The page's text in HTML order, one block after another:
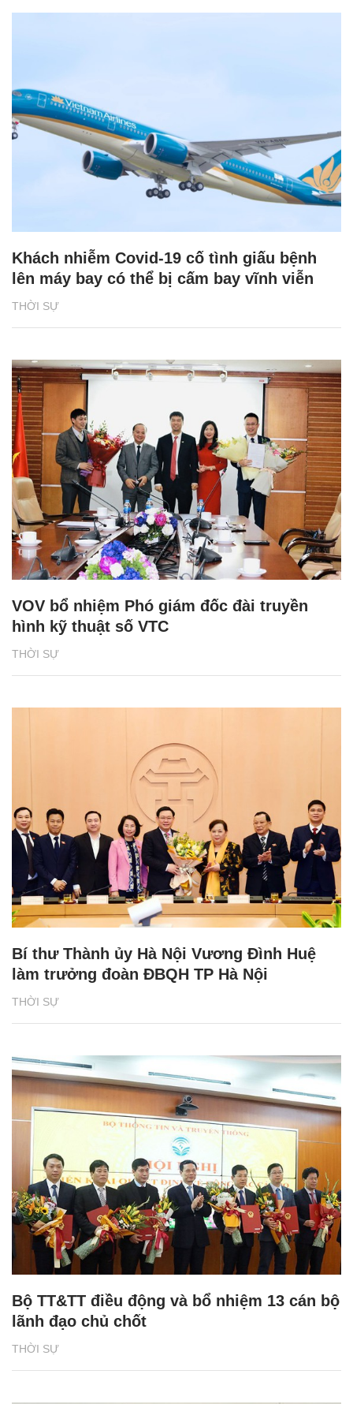
THỜI SỰ
Khách nhiễm Covid-19 cố tình giấu bệnh
lên máy bay có thể bị cấm bay vĩnh viễn
THỜI SỰ
VOV bổ nhiệm Phó giám đốc đài truyền
hình kỹ thuật số VTC
THỜI SỰ
Bí thư Thành ủy Hà Nội Vương Đình Huệ
làm trưởng đoàn ĐBQH TP Hà Nội
THỜI SỰ
Bộ TT&TT điều động và bổ nhiệm 13 cán bộ
lãnh đạo chủ chốt